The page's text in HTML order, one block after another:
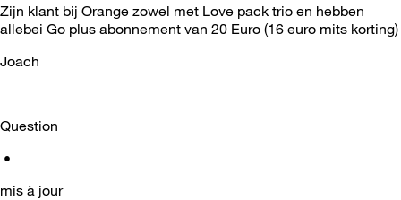
Zijn klant bij Orange zowel met Love pack trio en hebben
allebei Go plus abonnement van 20 Euro (16 euro mits korting)
Joach
Question
•
mis à jour